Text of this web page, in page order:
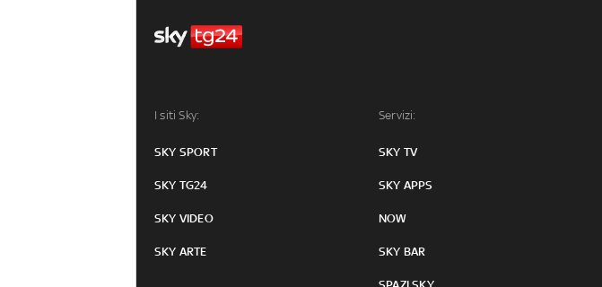
I siti Sky:
SKY SPORT
SKY TG24
SKY VIDEO
SKY ARTE
Servizi:
SKY TV
SKY APPS
NOW
SKY BAR